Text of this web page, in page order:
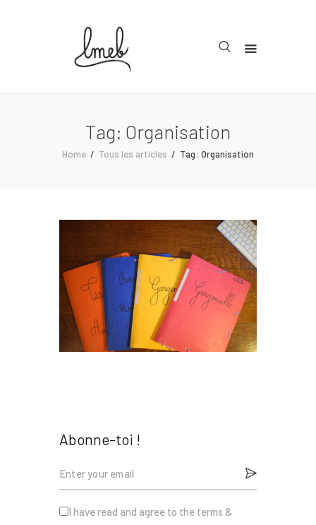
Tag: Organisation
Home Tous les articles Tag: Organisation
La communauté
Abonne-toi !
I have read and agree to the terms &